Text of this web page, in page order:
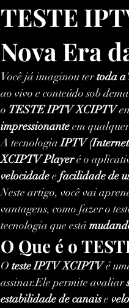
TESTE
Nova Era
Você já imaginou ter toda a
ao vivo e conteúdo sob
o TESTE IPTV XCIPTV
impressionante em
A tecnologia IPTV (Internet
XCIPTV Player é o
velocidade e facilidade de
Neste artigo, você vai
vantagens, como fazer o
tecnologia que está
O Que é o
O teste IPTV XCIPTV é
assinar.Ele permite avaliar
estabilidade de canais e